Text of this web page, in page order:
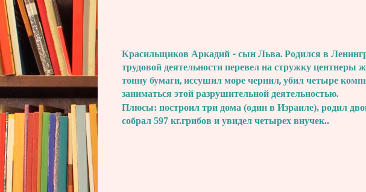
Красильщиков Аркадий - сын Льва. Родился в
трудовой деятельности перевел на стружку центнеры
тонну бумаги, иссушил море чернил, убил четыре
заниматься этой разрушительной деятельностью.
Плюсы: построил три дома (один в Израиле), родил
собрал 597 кг.грибов и увидел четырех внучек..